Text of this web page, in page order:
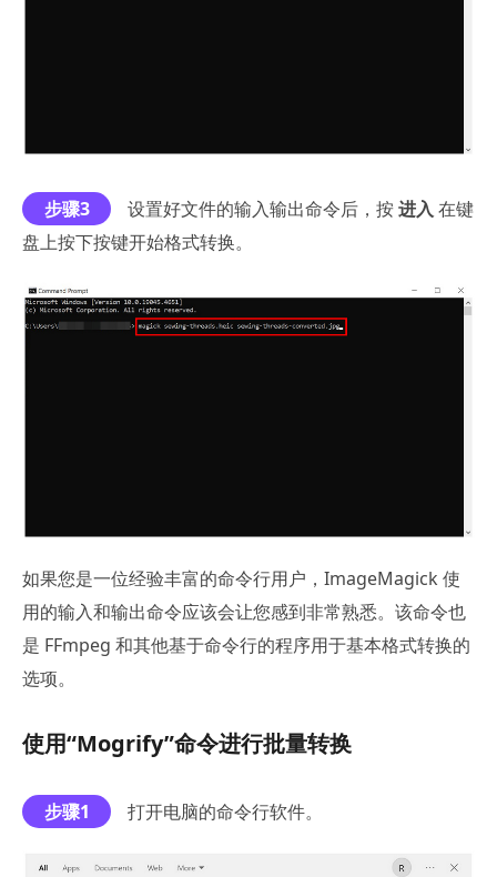
步骤3 设置好文件的输入输出命令后，按进入 在键
盘上按下按键开始格式转换。
如果您是一位经验丰富的命令行用户，ImageMagick 使
用的输入和输出命令应该会让您感到非常熟悉。该命令也
是 FFmpeg 和其他基于命令行的程序用于基本格式转换的
选项。
使用“Mogrify”命令进行批量转换
步骤1 打开电脑的命令行软件。